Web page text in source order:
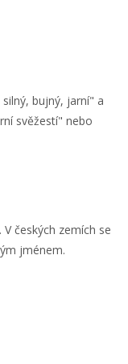
bujný, jarní" a
svěžestí" nebo
českých zemích se
jménem.